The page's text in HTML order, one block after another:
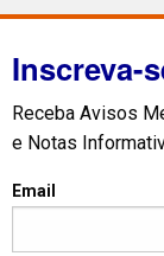
Inscreva-
Receba Avisos
e Notas
Email